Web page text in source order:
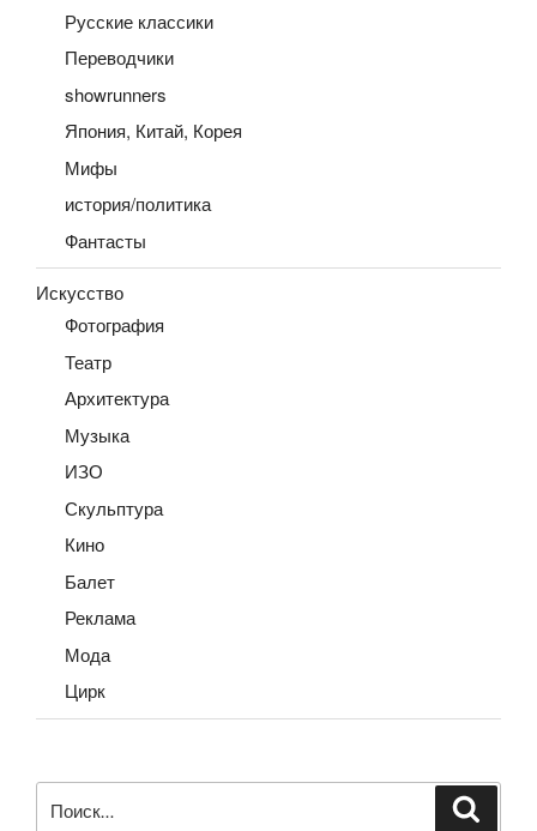
Русские классики
Переводчики
showrunners
Япония, Китай, Корея
Мифы
история/политика
Фантасты
Искусство
Фотография
Театр
Архитектура
Музыка
ИЗО
Скульптура
Кино
Балет
Реклама
Мода
Цирк